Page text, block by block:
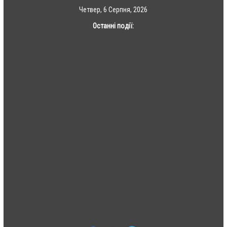
Четвер, 6 Серпня, 2026
Останні події: